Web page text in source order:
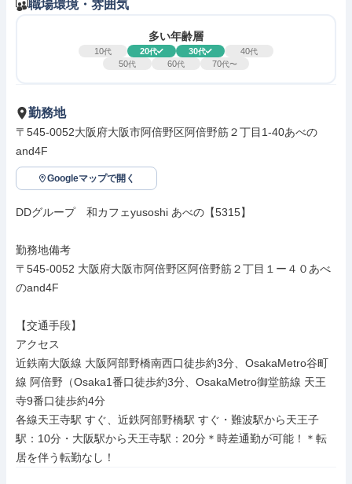
職場環境・雰囲気
多い年齢層
10代 20代 30代 40代
50代 60代 70代〜
勤務地
〒545-0052大阪府大阪市阿倍野区阿倍野筋２丁目1-40あべの
and4F
Googleマップで開く
DDグループ　和カフェyusoshi あべの【5315】
勤務地備考
〒545-0052 大阪府大阪市阿倍野区阿倍野筋２丁目１ー４０あべ
のand4F
【交通手段】
アクセス
近鉄南大阪線 大阪阿部野橋南西口徒歩約3分、OsakaMetro谷町
線 阿倍野（Osaka1番口徒歩約3分、OsakaMetro御堂筋線 天王
寺9番口徒歩約4分
各線天王寺駅 すぐ、近鉄阿部野橋駅 すぐ・難波駅から天王子
駅：10分・大阪駅から天王寺駅：20分＊時差通勤が可能！＊転
居を伴う転勤なし！